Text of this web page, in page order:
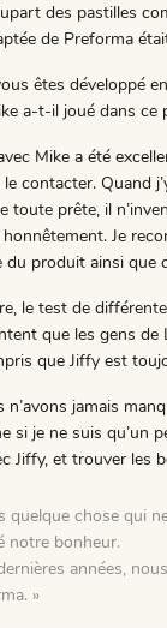
des pastilles
de Preforma
êtes développé
a-t-il joué dans ce
Mike a été
le contacter. Quand
toute prête, il
Je
produit ainsi que
le test de
que les gens
que Jiffy est
jamais
si je ne suis qu’un
Jiffy, et trouver les
quelque chose qui
notre bonheur.
années,
»